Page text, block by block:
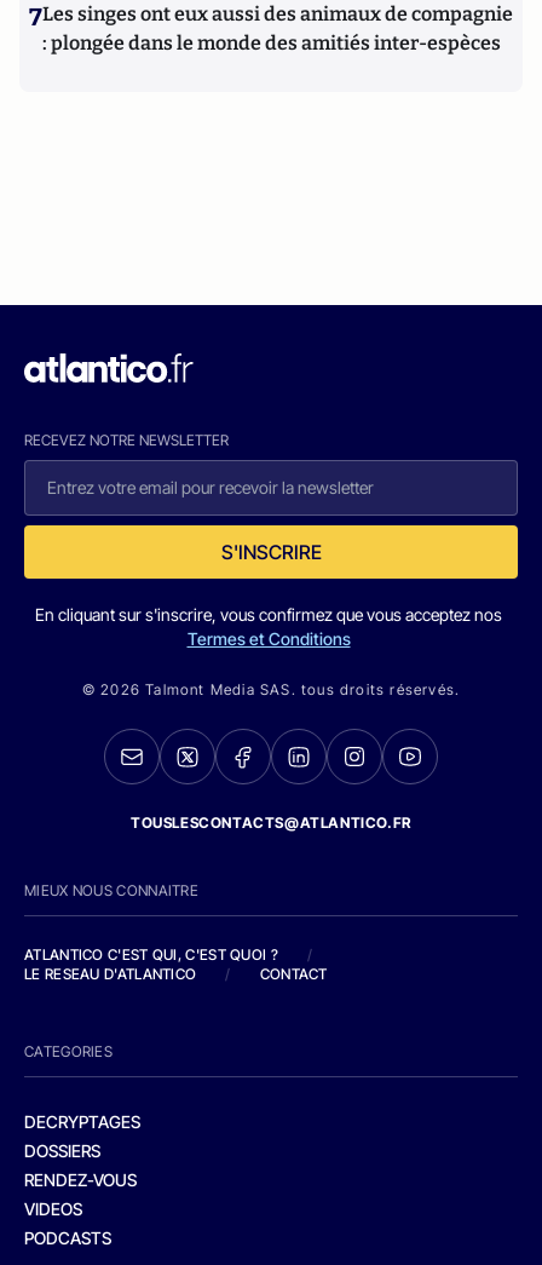
7Les singes ont eux aussi des animaux de compagnie
: plongée dans le monde des amitiés inter-espèces
RECEVEZ NOTRE NEWSLETTER
S'INSCRIRE
En cliquant sur s'inscrire, vous confirmez que vous acceptez nos
Termes et Conditions
© 2026 Talmont Media SAS. tous droits réservés.
TOUSLESCONTACTS@ATLANTICO.FR
MIEUX NOUS CONNAITRE
ATLANTICO C'EST QUI, C'EST QUOI ?
/
LE RESEAU D'ATLANTICO
/ CONTACT
CATEGORIES
DECRYPTAGES
DOSSIERS
RENDEZ-VOUS
VIDEOS
PODCASTS